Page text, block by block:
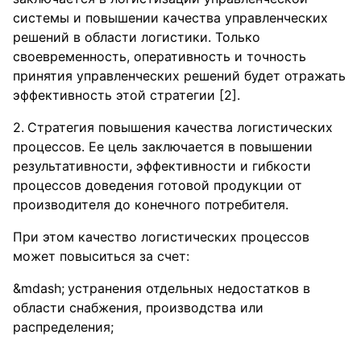
системы и повышении качества управленческих
решений в области логистики. Только
своевременность, оперативность и точность
принятия управленческих решений будет отражать
эффективность этой стратегии [2].
Стратегия повышения качества логистических
процессов. Ее цель заключается в повышении
результативности, эффективности и гибкости
процессов доведения готовой продукции от
производителя до конечного потребителя.
При этом качество логистических процессов
может повыситься за счет:
устранения отдельных недостатков в
области снабжения, производства или
распределения;